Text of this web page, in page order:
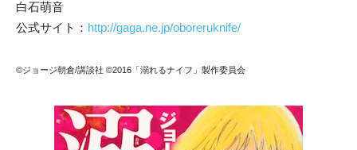
白石萌音
公式サイト： http://gaga.ne.jp/oboreruknife/
©ジョージ朝倉/講談社 ©2016「溺れるナイフ」製作委員会